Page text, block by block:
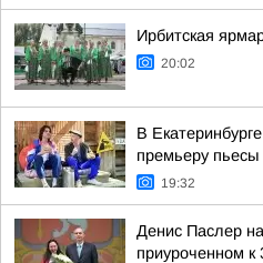
Ирбитская
20:02
В
премьеру
19:32
Денис Паслер
приуроченном к